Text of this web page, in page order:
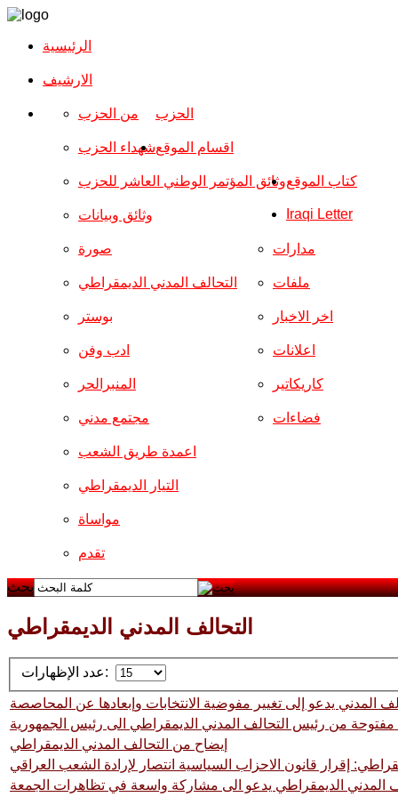
الرئيسية
الارشیف
الحزب من الحزب
شهداء الحزب
وثائق المؤتمر الوطني العاشر للحزب
وثائق وبيانات
اقسام الموقع
صورة
التحالف المدني الديمقراطي
بوستر
ادب وفن
المنبرالحر
مجتمع مدني
مدارات
ملفات
اخر الاخبار
اعلانات
كاريكاتير
فضاءات
اعمدة طريق الشعب
التيار الديمقراطي
مواساة
تقدم
كتاب الموقع
Iraqi Letter
بحث
التحالف المدني الديمقراطي
عدد الإظهارات:
المدني يدعو إلى تغيير مفوضية الانتخابات وإبعادها عن المحاصصة
من رئيس التحالف المدني الديمقراطي الى رئيس الجمهورية
إيضاح من التحالف المدني الديمقراطي
إقرار قانون الاحزاب السياسية انتصار لإرادة الشعب العراقي
المدني الديمقراطي يدعو الى مشاركة واسعة في تظاهرات الجمعة